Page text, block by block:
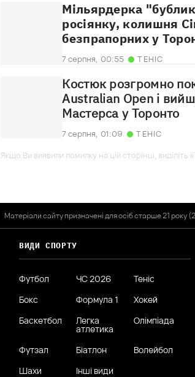
Мільярдерка
росіянку, колишня
безпрапорних у
7 серпня, 00:55 ТЕНІС
Костюк розгромно
Australian Open і
Мастерса у Торонто
7 серпня, 01:09
ТЕНІС
Якщо Ви виявили помилку на цій сторінці, виділіть
Матеріали сайту призначені для осіб старше 21 року
ВИДИ СПОРТУ
Футбол ЧС 2026
Теніс
Бокс
Формула 1
Хокей
Баскетбол
Легка
атлетика
Олімпіада
Футзал Біатлон
Волейбол
Шахи
Інші види